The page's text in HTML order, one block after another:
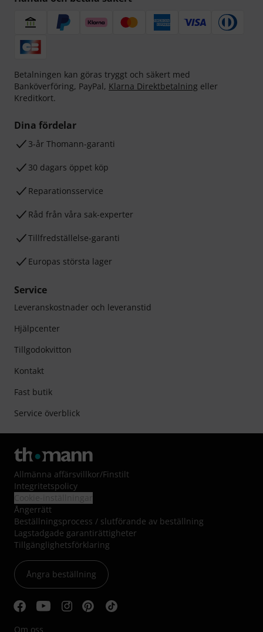
Betalningen kan göras tryggt och säkert med
Banköverföring, PayPal, Klarna Direktbetalning eller
Kreditkort.
Dina fördelar
3-år Thomann-garanti
30 dagars öppet köp
Reparationsservice
Råd från våra sak-experter
Tillfredställelse-garanti
Europas största lager
Service
Leveranskostnader och leveranstid
Hjälpcenter
Tillgodokvitton
Kontakt
Fast butik
Service överblick
Allmänna affärsvillkor/Finstilt
Integritetspolicy
Ångerrätt
Beställningsprocess / slutförande av beställning
Lagstadgade garantirättigheter
Tillgänglighetsförklaring
Ångra beställning
Om oss